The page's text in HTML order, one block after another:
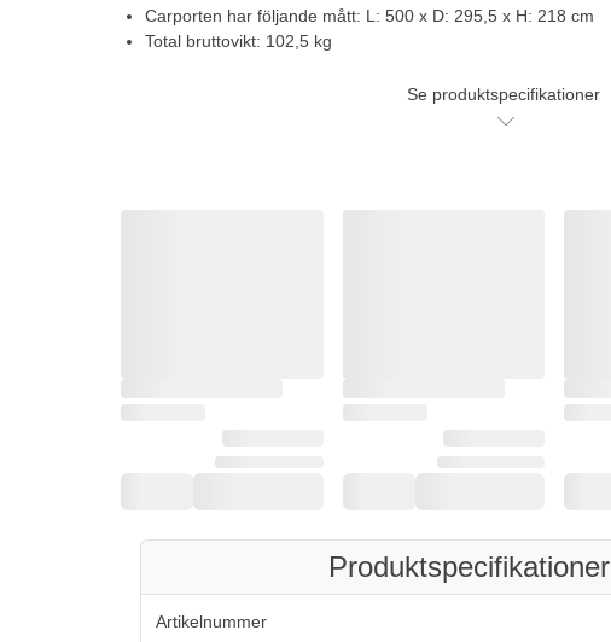
Carporten har följande mått: L: 500 x D: 295,5 x H: 218 cm
Total bruttovikt: 102,5 kg
Se produktspecifikationer
Produktspecifikationer
Artikelnummer